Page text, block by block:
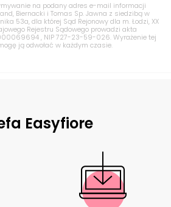
na podany adres e-mail informacji
Biernacki i Tomas Sp. Jawna z siedzibą w
53a, dla której Sąd Rejonowy dla m. Łodzi, XX
Rejestru Sądowego prowadzi akta
, NIP 727-23-59-026. Wyrażenie tej
ją odwołać w każdym czasie.
Easyfiore